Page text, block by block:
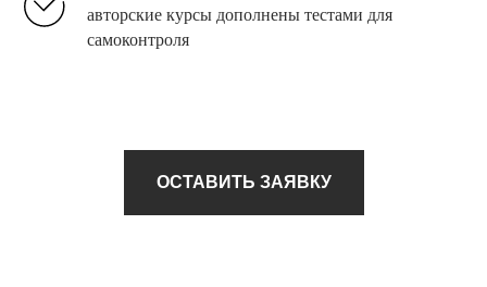
авторские курсы дополнены тестами для
самоконтроля
ОСТАВИТЬ ЗАЯВКУ